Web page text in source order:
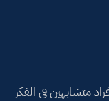
متشابهين في الفكر